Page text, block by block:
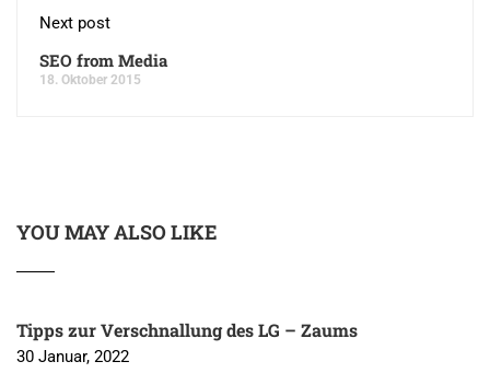
Next post
SEO from Media
18. Oktober 2015
YOU MAY ALSO LIKE
Tipps zur Verschnallung des LG – Zaums
30 Januar, 2022